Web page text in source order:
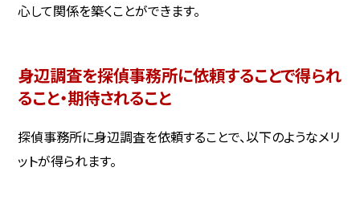
心して関係を築くことができます。
身辺調査を探偵事務所に依頼することで得られ
ること・期待されること
探偵事務所に身辺調査を依頼することで、以下のようなメリ
ットが得られます。